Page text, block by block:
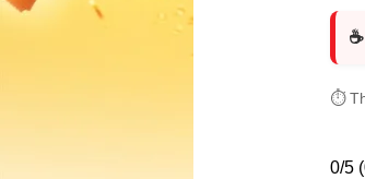
⏱️
0/5